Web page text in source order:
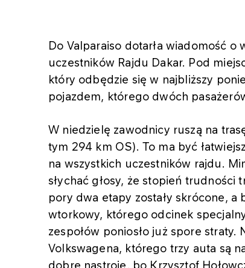
Do Valparaiso dotarła wiadomość
uczestników Rajdu Dakar. Pod
który odbędzie się w najbliższy
pojazdem, którego dwóch
W niedzielę zawodnicy ruszą na
tym 294 km OS). To ma być
na wszystkich uczestników rajdu.
słychać głosy, że stopień trudności
pory dwa etapy zostały skrócone, a
wtorkowy, którego odcinek
zespołów poniosło już spore
Volkswagena, którego trzy auta są
dobre nastroje, bo Krzysztof